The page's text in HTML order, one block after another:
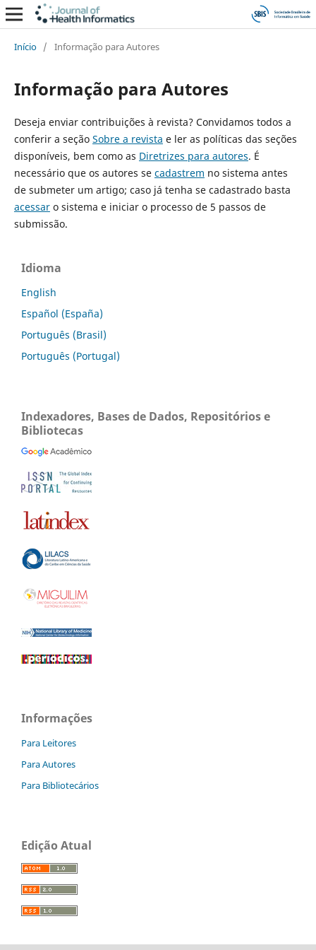
Início / Informação para Autores
Informação para Autores
Deseja enviar contribuições à revista? Convidamos todos a
conferir a seção Sobre a revista e ler as políticas das seções
disponíveis, bem como as Diretrizes para autores. É
necessário que os autores se cadastrem no sistema antes
de submeter um artigo; caso já tenha se cadastrado basta
acessaro sistema e iniciar o processo de 5 passos de
submissão.
Idioma
English
Español (España)
Português (Brasil)
Português (Portugal)
Indexadores, Bases de Dados, Repositórios e
Bibliotecas
Informações
Para Leitores
Para Autores
Para Bibliotecários
Edição Atual